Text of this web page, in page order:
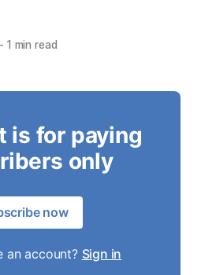
1 min read
is for paying
only
now
an account? Sign in